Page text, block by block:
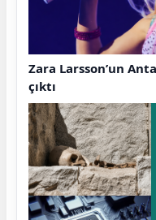
Zara Larsson’un
çıktı